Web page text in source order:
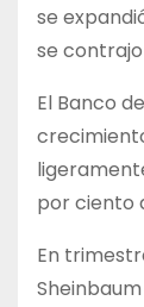
se
se contrajo
El Banco
por ciento
En